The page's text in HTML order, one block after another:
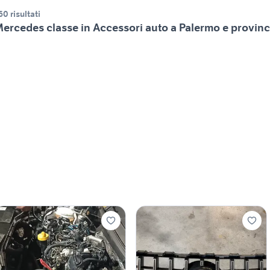
risultati
classe in Accessori auto a Palermo e